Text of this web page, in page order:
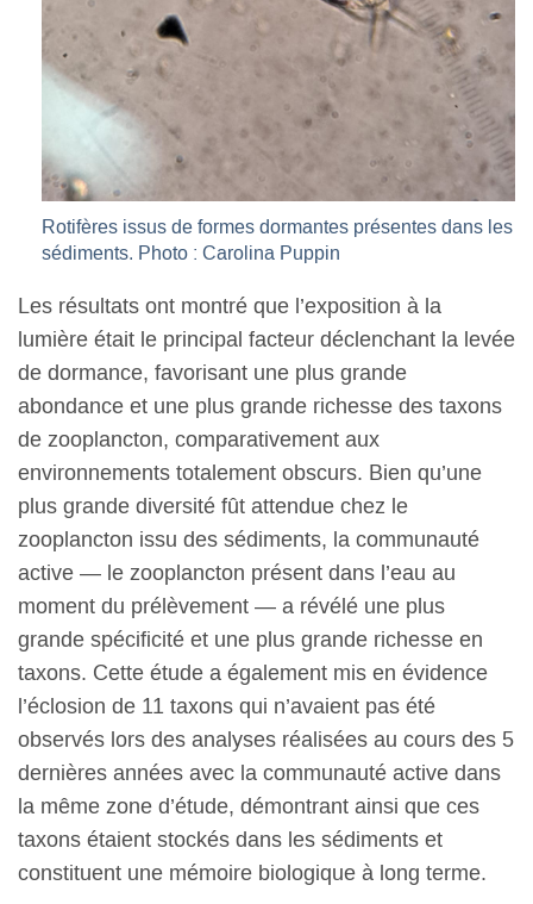
Rotifères issus de formes dormantes présentes dans les
sédiments. Photo : Carolina Puppin
Les résultats ont montré que l’exposition à la
lumière était le principal facteur déclenchant la levée
de dormance, favorisant une plus grande
abondance et une plus grande richesse des taxons
de zooplancton, comparativement aux
environnements totalement obscurs. Bien qu’une
plus grande diversité fût attendue chez le
zooplancton issu des sédiments, la communauté
active — le zooplancton présent dans l’eau au
moment du prélèvement — a révélé une plus
grande spécificité et une plus grande richesse en
taxons. Cette étude a également mis en évidence
l’éclosion de 11 taxons qui n’avaient pas été
observés lors des analyses réalisées au cours des 5
dernières années avec la communauté active dans
la même zone d’étude, démontrant ainsi que ces
taxons étaient stockés dans les sédiments et
constituent une mémoire biologique à long terme.